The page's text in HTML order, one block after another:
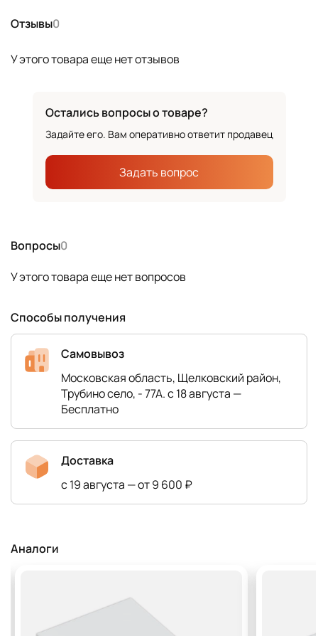
Отзывы0
У этого товара еще нет отзывов
Вопросы0
У этого товара еще нет вопросов
Способы получения
Самовывоз
Московская область, Щелковский район,
Трубино село, - 77А. с 18 августа —
Бесплатно
Доставка
с 19 августа — от 9 600 ₽
Остались вопросы о товаре?
Задайте его. Вам оперативно ответит продавец
Задать вопрос
Аналоги